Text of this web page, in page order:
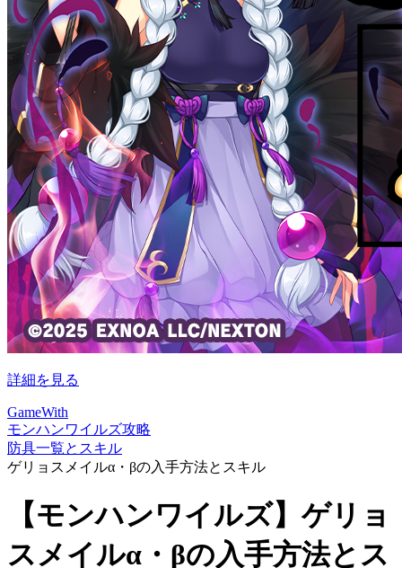
詳細を見る
GameWith
モンハンワイルズ攻略
防具一覧とスキル
ゲリョスメイルα・βの入手方法とスキル
【モンハンワイルズ】ゲリョ
スメイルα・βの入手方法とス